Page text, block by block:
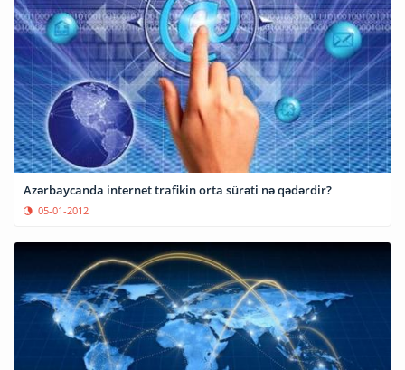
Azərbaycanda internet trafikin orta sürəti nə qədərdir?
05-01-2012